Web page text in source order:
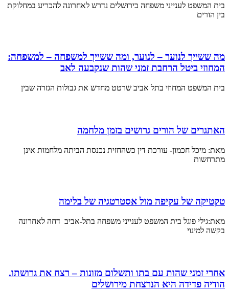
בית המשפט לענייני משפחה בירושלים נדרש לאחרונה להכריע במחלוקת
בין הורים
מה ששייך לנוער – לנוער, ומה ששייך למשפחה – למשפחה:
המחוזי ביטל הרחבת זמני שהות שנקבעה לאב
בית המשפט המחוזי בתל אביב שרטט מחדש את גבולות הגזרה שבין
האתגרים של הורים גרושים בזמן מלחמה
מאת: מיכל חכמון- עורכת דין כשהחזית נכנסת הביתה מלחמות אינן
מתרחשות
טקטיקה של עקיפה מול אסטרטגיה של בלימה
מאת:גילי פוגל בית המשפט לענייני משפחה בתל-אביב דחה לאחרונה
בקשה למינוי
אחרי זמני שהות עם בתו ותשלום מזונות – רצח את גרושתו.
הודיה פדידה היא הנרצחת מירושלים